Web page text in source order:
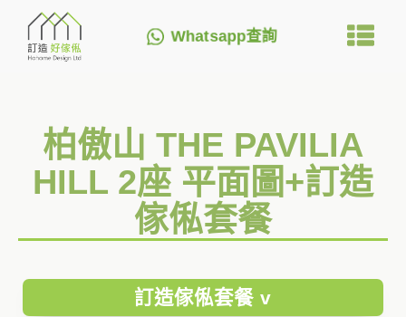
Whatsapp查詢
柏傲山 THE PAVILIA
HILL 2座 平面圖+訂造
傢俬套餐
訂造傢俬套餐 v